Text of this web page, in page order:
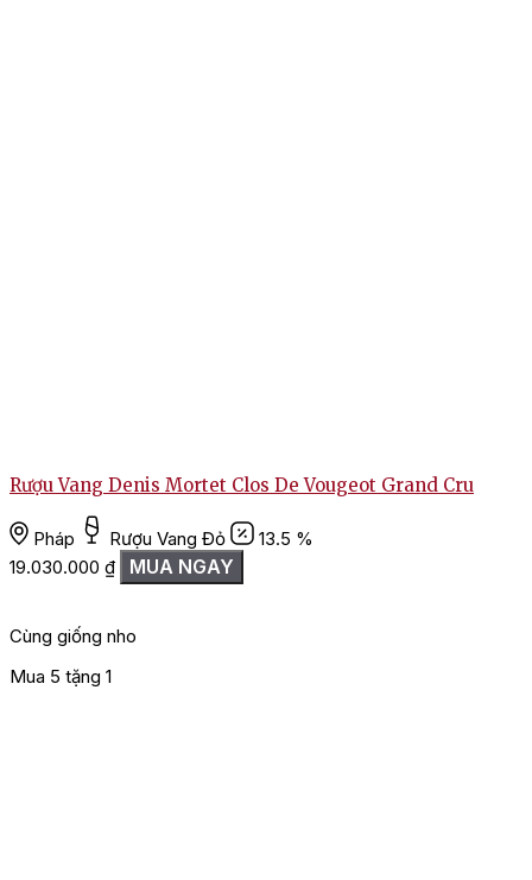
Rượu Vang Denis Mortet Clos De Vougeot Grand Cru
Pháp Rượu Vang Đỏ
13.5 %
19.030.000 ₫ MUA NGAY
Cùng giống nho
Mua 5 tặng 1